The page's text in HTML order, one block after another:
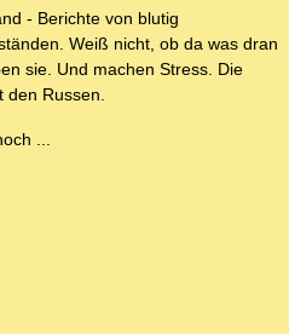
- Berichte von blutig
Weiß nicht, ob da was dran
sie. Und machen Stress. Die
den Russen.
...